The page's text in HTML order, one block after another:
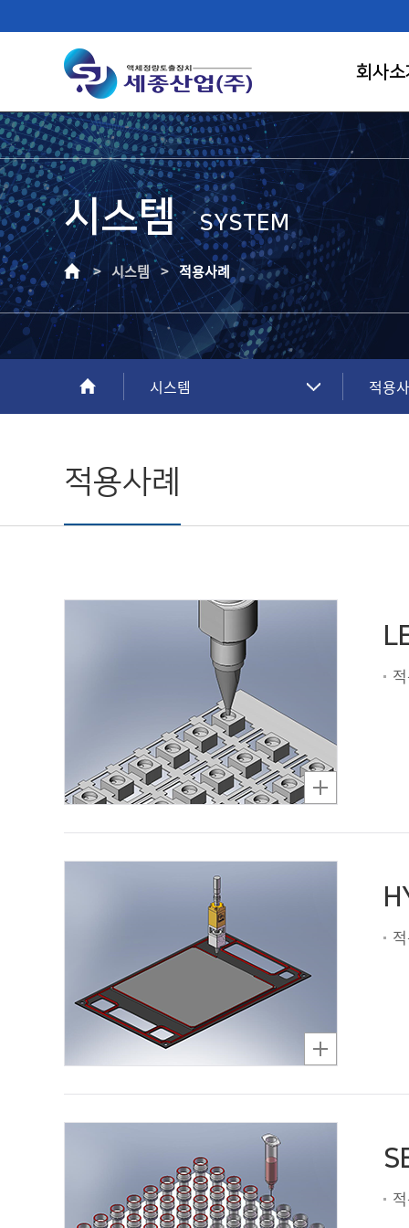
회사소
FIRST RANK OF LIQUID CONTROL
SAEJONG IND.
고객이 신뢰하는 기업, 고객만족의 가치를
창조하는 건실한 기업으로 성장하겠습니다.
시스템 SYSTEM
> 시스템 >적용사례
시스템 적용
적용사례